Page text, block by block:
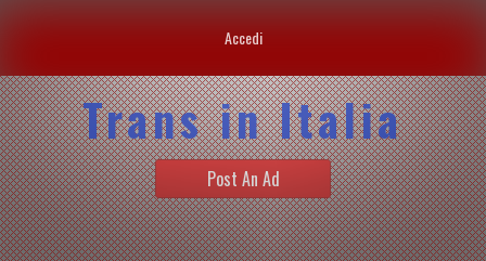
Accedi
Trans in Italia
Post An Ad